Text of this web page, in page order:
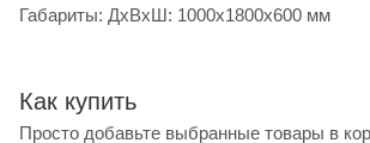
Габариты: ДхВхШ: 1000x1800x600 мм
Как купить
Просто добавьте выбранные товары в